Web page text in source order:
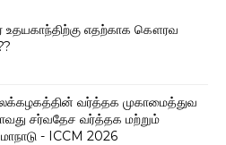
உதயகாந்திற்கு எதற்காக கௌரவ
வர்த்தக முகாமைத்துவ
சர்வதேச வர்த்தக மற்றும்
- ICCM 2026